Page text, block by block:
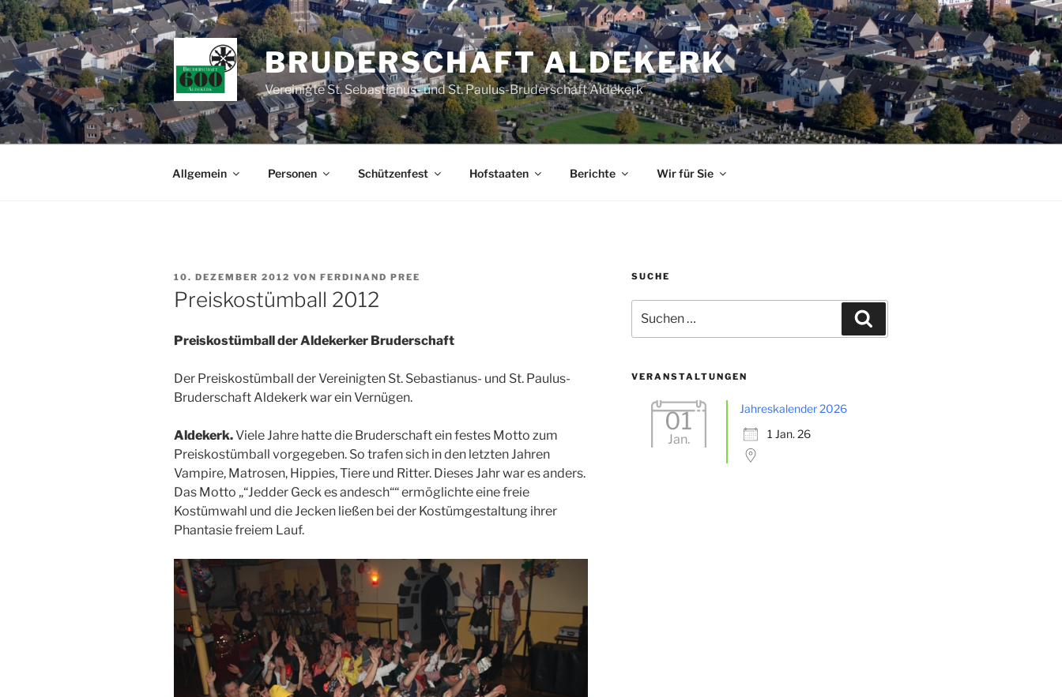
Zum
Inhalt
springen
BRUDERSCHAFT ALDEKERK
Vereinigte St. Sebastianus- und St. Paulus-Bruderschaft Aldekerk
Allgemein Personen Schützenfest Hofstaaten Berichte Wir für Sie
VERÖFFENTLICHT
AM
10. DEZEMBER 2012 VON FERDINAND PREE
Preiskostümball 2012
Preiskostümball der Aldekerker Bruderschaft
Der Preiskostümball der Vereinigten St. Sebastianus- und St. Paulus-
Bruderschaft Aldekerk war ein Vernügen.
Aldekerk.Viele Jahre hatte die Bruderschaft ein festes Motto zum
Preiskostümball vorgegeben. So trafen sich in den letzten Jahren
Vampire, Matrosen, Hippies, Tiere und Ritter. Dieses Jahr war es anders.
Das Motto „“Jedder Geck es andesch““ ermöglichte eine freie
Kostümwahl und die Jecken ließen bei der Kostümgestaltung ihrer
Phantasie freiem Lauf.
SUCHE
nach:
VERANSTALTUNGEN
01
Jan.
Jahreskalender 2026
1 Jan. 26